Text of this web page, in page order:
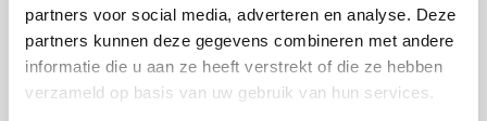
partners voor social media, adverteren en analyse. Deze
partners kunnen deze gegevens combineren met andere
informatie die u aan ze heeft verstrekt of die ze hebben
verzameld op basis van uw gebruik van hun services.
Barneveld
Cultuur, Natuur